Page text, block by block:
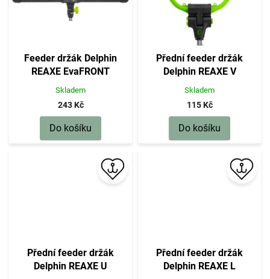
Feeder držák Delphin
REAXE EvaFRONT
Skladem
243 Kč
Do košíku
Přední feeder držák
Delphin REAXE V
Skladem
115 Kč
Do košíku
Přední feeder držák
Delphin REAXE U
Přední feeder držák
Delphin REAXE L